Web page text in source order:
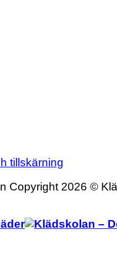
tillskärning
Copyright 2026 ©